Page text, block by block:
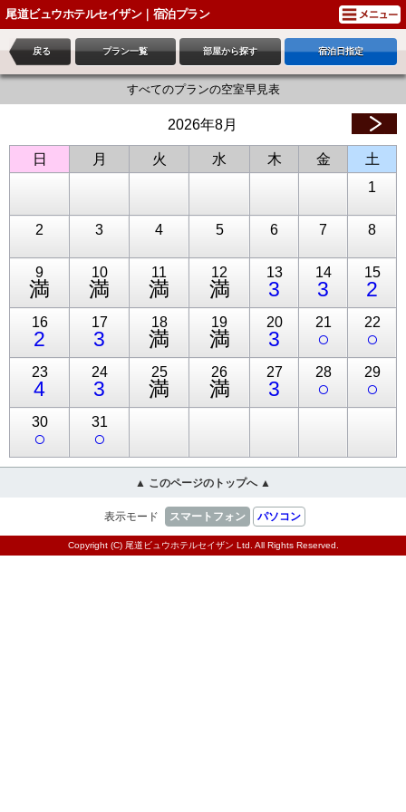
尾道ビュウホテルセイザン｜宿泊プラン
戻る プラン一覧 部屋から探す 宿泊日指定
すべてのプランの空室早見表
2026年8月
日 月 火 水 木 金
土
1
2 3 4 5 6 7 8
9
満
10
満
11
満
12
満
13
3
14
3
15
2
16
2
17
3
18
満
19
満
20
3
21
○
22
○
23
4
24
3
25
満
26
満
27
3
28
○
29
○
30
○
31
○
▲ このページのトップへ ▲
表示モード スマートフォン パソコン
Copyright (C) 尾道ビュウホテルセイザン Ltd. All Rights Reserved.